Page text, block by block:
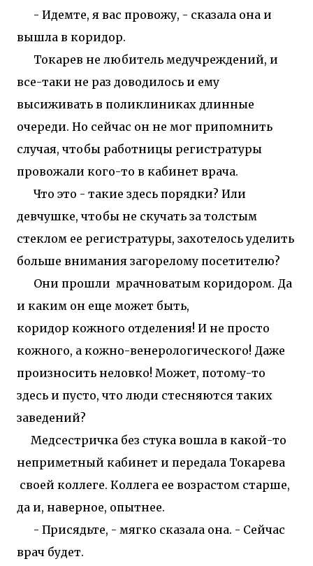
- Идемте, я вас провожу, - сказала она и
вышла в коридор.
Токарев не любитель медучреждений, и
все-таки не раз доводилось и ему
высиживать в поликлиниках длинные
очереди. Но сейчас он не мог припомнить
случая, чтобы работницы регистратуры
провожали кого-то в кабинет врача.
Что это - такие здесь порядки? Или
девчушке, чтобы не скучать за толстым
стеклом ее регистратуры, захотелось уделить
больше внимания загорелому посетителю?
Они прошли мрачноватым коридором. Да
и каким он еще может быть,
коридор кожного отделения! И не просто
кожного, а кожно-венерологического! Даже
произносить неловко! Может, потому-то
здесь и пусто, что люди стесняются таких
заведений?
Медсестричка без стука вошла в какой-то
неприметный кабинет и передала Токарева
своей коллеге. Коллега ее возрастом старше,
да и, наверное, опытнее.
- Присядьте, - мягко сказала она. - Сейчас
врач будет.